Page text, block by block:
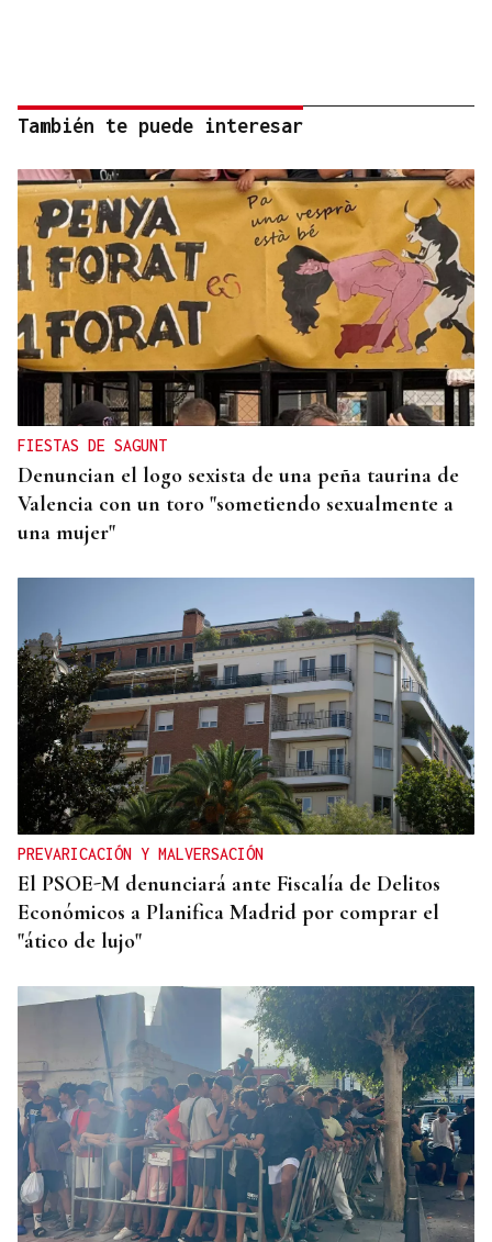
También te puede interesar
FIESTAS DE SAGUNT
Denuncian el logo sexista de una peña taurina de
Valencia con un toro "sometiendo sexualmente a
una mujer"
PREVARICACIÓN Y MALVERSACIÓN
El PSOE-M denunciará ante Fiscalía de Delitos
Económicos a Planifica Madrid por comprar el
"ático de lujo"